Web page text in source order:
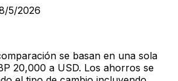
5/2026
se basan en una sola
20,000 a USD. Los ahorros se